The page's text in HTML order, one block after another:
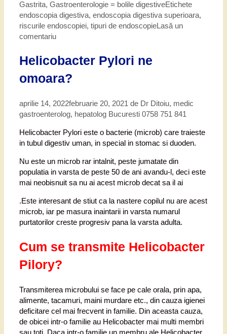
Gastrita, Gastroenterologie = bolile digestiveEtichete
endoscopia digestiva, endoscopia digestiva superioara,
riscurile endoscopiei, tipuri de endoscopieLasă un
comentariu
Helicobacter Pylori ne
omoara?
aprilie 14, 2022februarie 20, 2021 de Dr Ditoiu, medic
gastroenterolog, hepatolog Bucuresti 0758 751 841
Helicobacter Pylori este o bacterie (microb) care traieste
in tubul digestiv uman, in special in stomac si duoden.
Nu este un microb rar intalnit, peste jumatate din
populatia in varsta de peste 50 de ani avandu-l, deci este
mai neobisnuit sa nu ai acest microb decat sa il ai
.Este interesant de stiut ca la nastere copilul nu are acest
microb, iar pe masura inaintarii in varsta numarul
purtatorilor creste progresiv pana la varsta adulta.
Cum se transmite Helicobacter
Pilory?
Transmiterea microbului se face pe cale orala, prin apa,
alimente, tacamuri, maini murdare etc., din cauza igienei
deficitare cel mai frecvent in familie. Din aceasta cauza,
de obicei intr-o familie au Helicobacter mai multi membri
sau toti. Daca intr-o familie un membru ale Helicobacter,